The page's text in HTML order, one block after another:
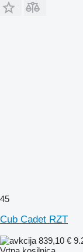
45
Cub Cadet RZT
839,10 €